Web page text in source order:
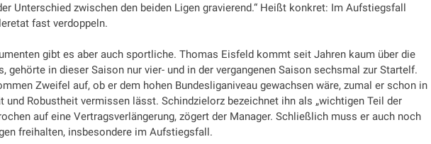
Unterschied zwischen den beiden Ligen gravierend.“ Heißt konkret: Im Aufstiegsfall
fast verdoppeln.
gibt es aber auch sportliche. Thomas Eisfeld kommt seit Jahren kaum über die
gehörte in dieser Saison nur vier- und in der vergangenen Saison sechsmal zur Startelf.
Zweifel auf, ob er dem hohen Bundesliganiveau gewachsen wäre, zumal er schon in
und Robustheit vermissen lässt. Schindzielorz bezeichnet ihn als „wichtigen Teil der
auf eine Vertragsverlängerung, zögert der Manager. Schließlich muss er auch noch
freihalten, insbesondere im Aufstiegsfall.